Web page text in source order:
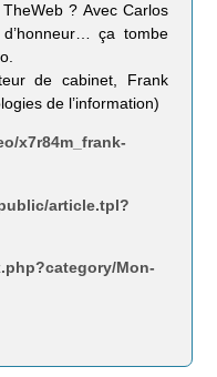
? Avec Carlos
ça tombe
de cabinet, Frank
de l’information)
x7r84m_frank-
article.tpl?
Mon-